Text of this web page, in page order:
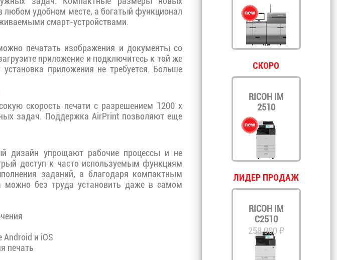
любом удобном месте, а богатый функционал
смарт-устройствами.
печатать изображения и документы со
приложение и подключитесь к той же
приложения не требуется. Больше
скорость печати с разрешением 1200 x
задач. Поддержка AirPrint позволяют еще
дизайн упрощают рабочие процессы и не
доступ к часто используемым функциям
заданий, а благодаря компактным
без труда установить даже в самом
Android и iOS
печать
СКОРО
RICOH IM
2510
ЛИДЕР ПРОДАЖ
RICOH IM
C2510
258 900 ₽